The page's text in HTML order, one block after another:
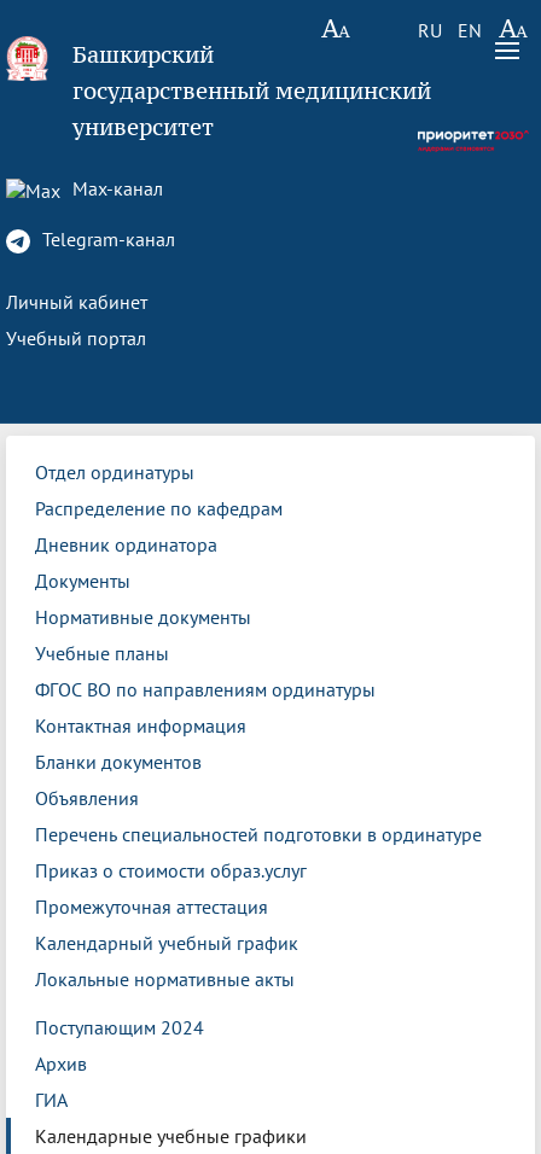
RU EN
Башкирский
государственный медицинский
университет
Max-канал
Telegram-канал
Личный кабинет
Учебный портал
Отдел ординатуры
Распределение по кафедрам
Дневник ординатора
Документы
Нормативные документы
Учебные планы
ФГОС ВО по направлениям ординатуры
Контактная информация
Бланки документов
Объявления
Перечень специальностей подготовки в ординатуре
Приказ о стоимости образ.услуг
Промежуточная аттестация
Календарный учебный график
Локальные нормативные акты
Поступающим 2024
Архив
ГИА
Календарные учебные графики